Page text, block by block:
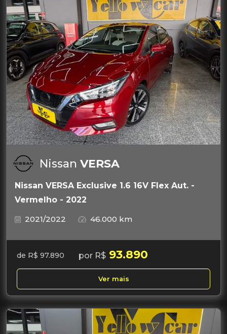
Nissan VERSA
Nissan VERSA Exclusive 1.6 16V Flex Aut. -
Vermelho - 2022
2021/2022
46.000 km
de R$ 97.890 por R$ 93.890
Ver mais